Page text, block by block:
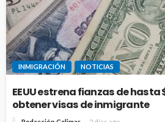
INMIGRACIÓN NOTICIAS
EEUU estrena fianzas de hasta
obtener visas de inmigrante